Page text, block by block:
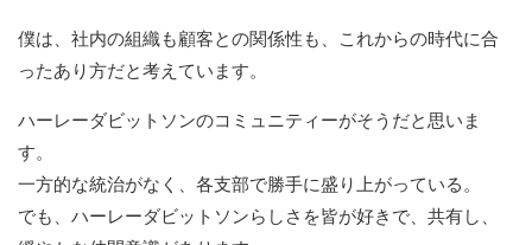
僕は、社内の組織も顧客との関係性も、これからの時代に合
ったあり方だと考えています。
ハーレーダビットソンのコミュニティーがそうだと思いま
す。
一方的な統治がなく、各支部で勝手に盛り上がっている。
でも、ハーレーダビットソンらしさを皆が好きで、共有し、